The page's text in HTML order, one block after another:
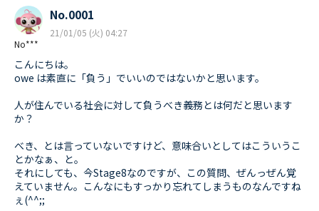
No***
No.0001
21/01/05 (火) 04:27
こんにちは。
owe は素直に「負う」でいいのではないかと思います。
人が住んでいる社会に対して負うべき義務とは何だと思います
か？
べき、とは言っていないですけど、意味合いとしてはこういうこ
とかなぁ、と。
それにしても、今Stage8なのですが、この質問、ぜんっぜん覚
えていません。こんなにもすっかり忘れてしまうものなんですね
ぇ(^^;;